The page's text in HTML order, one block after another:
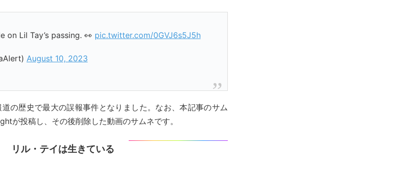
Lil Tay’s passing. 👀 pic.twitter.com/0GVJ6s5J5h
August 10, 2023
の歴史で最大の誤報事件となりました。なお、本記事のサム
が投稿し、その後削除した動画のサムネです。
リル・テイは生きている